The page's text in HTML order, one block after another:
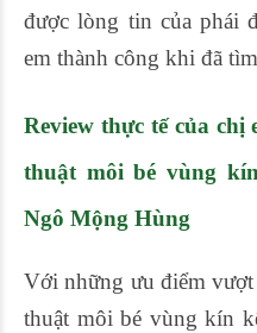
được lòng tin của phái
em thành công khi đã
Review thực tế của chị
thuật môi bé vùng
Ngô Mộng Hùng
Với những ưu điểm
thuật môi bé vùng kín